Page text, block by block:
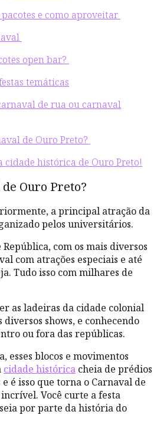
e como aproveitar
open bar?
temáticas
de rua ou carnaval
de Ouro Preto?
histórica de Ouro Preto!
Ouro Preto?
a principal atração da
pelos universitários.
com os mais diversos
com atrações especiais e até
Tudo isso com milhares de
as ladeiras da cidade colonial
shows, e conhecendo
ou fora das repúblicas.
esses blocos e movimentos
cidade histórica cheia de prédios
é isso que torna o Carnaval de
Você curte a festa
por parte da história do